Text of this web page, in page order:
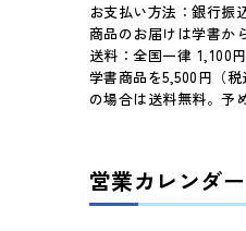
お支払い方法：銀行振
商品のお届けは学書か
送料：全国一律 1,100円
学書商品を5,500円（
の場合は送料無料。予
営業カレンダー